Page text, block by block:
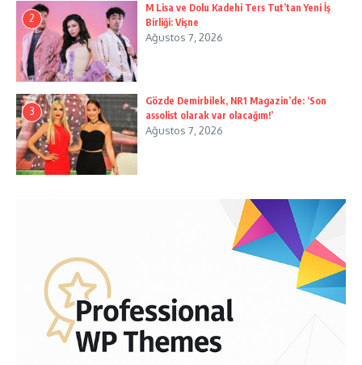
2
M Lisa ve Dolu Kadehi Ters Tut’tan Yeni İş
Birliği: Vişne
Ağustos 7, 2026
3
Gözde Demirbilek, NR1 Magazin’de: ‘Son
assolist olarak var olacağım!’
Ağustos 7, 2026